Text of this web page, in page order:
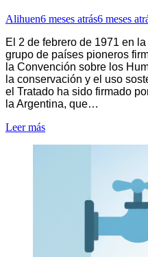
Alihuen6 meses atrás6 meses
El 2 de febrero de 1971 en
grupo de países pioneros
la Convención sobre los
la conservación y el uso
el Tratado ha sido firmado
la Argentina, que…
Leer más